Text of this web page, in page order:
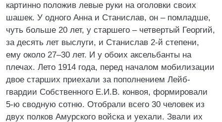
картинно положив левые руки на оголовки своих
шашек. У одного Анна и Станислав, он – помладше,
чуть больше 20 лет, у старшего – четвертый Георгий,
за десять лет выслуги, и Станислав 2-й степени,
ему около 27–30 лет. И у обоих аксельбанты на
плечах. Лето 1914 года, перед началом мобилизации
двое старших приехали за пополнением Лейб-
гвардии Собственного Е.И.В. конвоя, формировали
5-ю сводную сотню. Отобрали всего 30 человек из
двух полков Амурского войска и уехали. Звали их